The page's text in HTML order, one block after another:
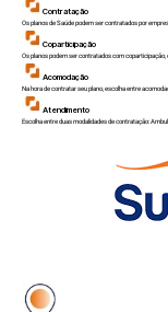
Contratação
Os planos de Saúde podem ser contratados por
Coparticipação
Os planos podem ser contratados com coparticipação,
Acomodação
Na hora de contratar seu plano, escolha entre
Atendimento
Escolha entre duas modalidades de contratação: